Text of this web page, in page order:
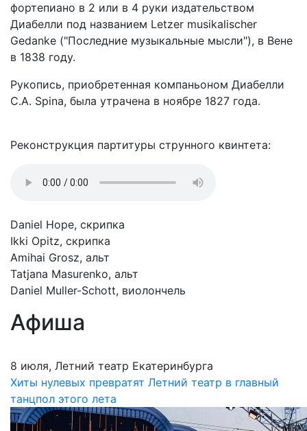
фортепиано в 2 или в 4 руки издательством
Диабелли под названием Letzer musikalischer
Gedanke ("Последние музыкальные мысли"), в Вене
в 1838 году.
Рукопись, приобретенная компаньоном Диабелли
C.A. Spina, была утрачена в ноябре 1827 года.
Реконструкция партитуры струнного квинтета:
Daniel Hope, скрипка
Ikki Opitz, скрипка
Amihai Grosz, альт
Tatjana Masurenko, альт
Daniel Muller-Schott, виолончель
Афиша
8 июля, Летний театр Екатеринбурга
Хиты нулевых превратят Летний театр в главный
танцпол этого лета